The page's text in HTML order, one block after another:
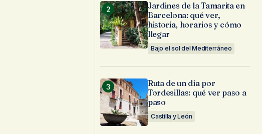
Jardines de la Tamarita en
Barcelona: qué ver,
historia, horarios y cómo
llegar
Bajo el sol del Mediterráneo
Ruta de un día por
Tordesillas: qué ver paso a
paso
Castilla y León